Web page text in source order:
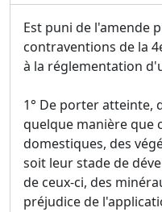
Est puni de l'amende
contraventions de la
à la réglementation
1° De porter atteinte,
quelque manière que
domestiques, des
soit leur stade de
de ceux-ci, des
préjudice de